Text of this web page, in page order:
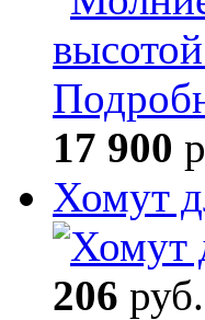
17 900
Хомут
206 руб.